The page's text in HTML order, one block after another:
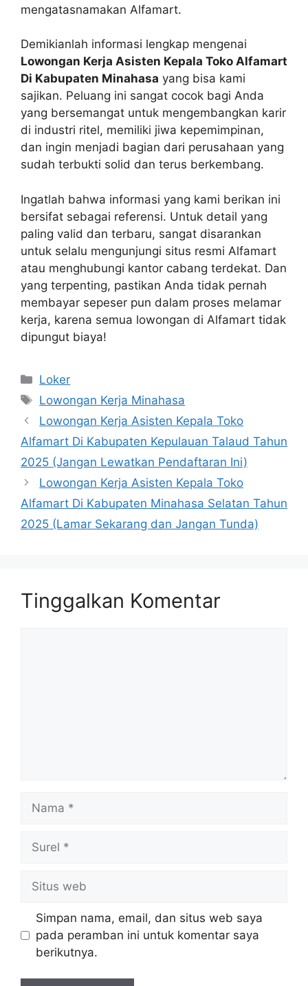
mengatasnamakan Alfamart.
Demikianlah informasi lengkap mengenai
Lowongan Kerja Asisten Kepala Toko Alfamart
Di Kabupaten Minahasa yang bisa kami
sajikan. Peluang ini sangat cocok bagi Anda
yang bersemangat untuk mengembangkan karir
di industri ritel, memiliki jiwa kepemimpinan,
dan ingin menjadi bagian dari perusahaan yang
sudah terbukti solid dan terus berkembang.
Ingatlah bahwa informasi yang kami berikan ini
bersifat sebagai referensi. Untuk detail yang
paling valid dan terbaru, sangat disarankan
untuk selalu mengunjungi situs resmi Alfamart
atau menghubungi kantor cabang terdekat. Dan
yang terpenting, pastikan Anda tidak pernah
membayar sepeser pun dalam proses melamar
kerja, karena semua lowongan di Alfamart tidak
dipungut biaya!
Kategori
Loker
Tag
Lowongan Kerja Minahasa
Lowongan Kerja Asisten Kepala Toko
Alfamart Di Kabupaten Kepulauan Talaud Tahun
2025 (Jangan Lewatkan Pendaftaran Ini)
Lowongan Kerja Asisten Kepala Toko
Alfamart Di Kabupaten Minahasa Selatan Tahun
2025 (Lamar Sekarang dan Jangan Tunda)
Tinggalkan Komentar
web
Simpan nama, email, dan situs web saya
pada peramban ini untuk komentar saya
berikutnya.